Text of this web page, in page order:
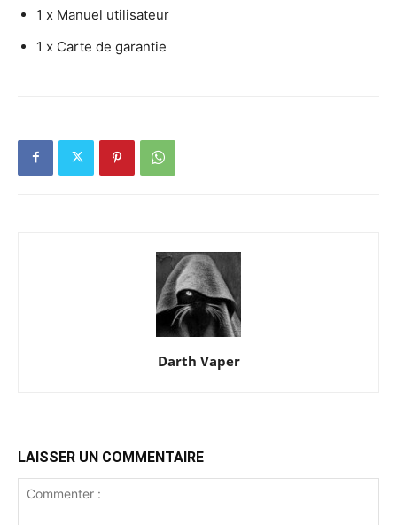
1 x Manuel utilisateur
1 x Carte de garantie
Darth Vaper
LAISSER UN COMMENTAIRE